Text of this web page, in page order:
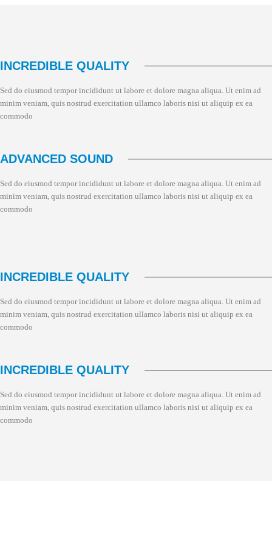
INCREDIBLE QUALITY
Sed do eiusmod tempor incididunt ut labore et dolore magna aliqua. Ut enim ad
minim veniam, quis nostrud exercitation ullamco laboris nisi ut aliquip ex ea
commodo
ADVANCED SOUND
Sed do eiusmod tempor incididunt ut labore et dolore magna aliqua. Ut enim ad
minim veniam, quis nostrud exercitation ullamco laboris nisi ut aliquip ex ea
commodo
INCREDIBLE QUALITY
Sed do eiusmod tempor incididunt ut labore et dolore magna aliqua. Ut enim ad
minim veniam, quis nostrud exercitation ullamco laboris nisi ut aliquip ex ea
commodo
INCREDIBLE QUALITY
Sed do eiusmod tempor incididunt ut labore et dolore magna aliqua. Ut enim ad
minim veniam, quis nostrud exercitation ullamco laboris nisi ut aliquip ex ea
commodo